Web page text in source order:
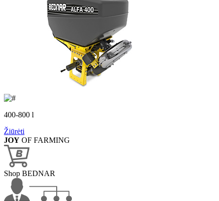
400-800 l
Žiūrėti
JOY OF FARMING
Shop BEDNAR